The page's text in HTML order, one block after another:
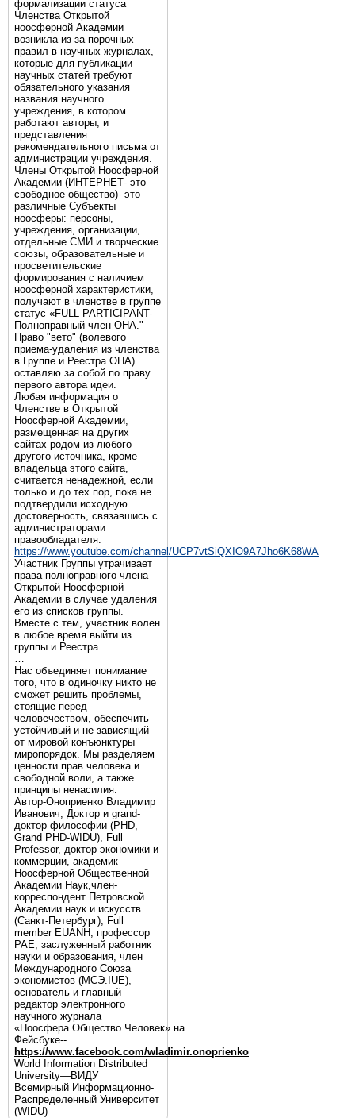
формализации статуса
Членства Открытой
ноосферной Академии
возникла из-за порочных
правил в научных журналах,
которые для публикации
научных статей требуют
обязательного указания
названия научного
учреждения, в котором
работают авторы, и
представления
рекомендательного письма от
администрации учреждения.
Члены Открытой Ноосферной
Академии (ИНТЕРНЕТ- это
свободное общество)- это
различные Субъекты
ноосферы: персоны,
учреждения, организации,
отдельные СМИ и творческие
союзы, образовательные и
просветительские
формирования с наличием
ноосферной характеристики,
получают в членстве в группе
статус «FULL PARTICIPANT-
Полноправный член ОНА."
Право "вето" (волевого
приема-удаления из членства
в Группе и Реестра ОНА)
оставляю за собой по праву
первого автора идеи.
Любая информация о
Членстве в Открытой
Ноосферной Академии,
размещенная на других
сайтах родом из любого
другого источника, кроме
владельца этого сайта,
считается ненадежной, если
только и до тех пор, пока не
подтвердили исходную
достоверность, связавшись с
администраторами
правообладателя.
https://www.youtube.com/channel/UCP7vtSiQXIO9A7Jho6K68WA
Участник Группы утрачивает
права полноправного члена
Открытой Ноосферной
Академии в случае удаления
его из списков группы.
Вместе с тем, участник волен
в любое время выйти из
группы и Реестра.
…
Нас объединяет понимание
того, что в одиночку никто не
сможет решить проблемы,
стоящие перед
человечеством, обеспечить
устойчивый и не зависящий
от мировой конъюнктуры
миропорядок. Мы разделяем
ценности прав человека и
свободной воли, а также
принципы ненасилия.
Автор-Оноприенко Владимир
Иванович, Доктор и grand-
доктор философии (PHD,
Grand PHD-WIDU), Full
Professor, доктор экономики и
коммерции, академик
Ноосферной Общественной
Академии Наук,член-
корреспондент Петровской
Академии наук и искусств
(Санкт-Петербург), Full
member EUANH, профессор
РАЕ, заслуженный работник
науки и образования, член
Международного Союза
экономистов (МСЭ.IUE),
основатель и главный
редактор электронного
научного журнала
«Ноосфера.Общество.Человек».на
Фейсбуке--
https://www.facebook.com/wladimir.onoprienko
World Information Distributed
University—ВИДУ
Всемирный Информационно-
Распределенный Университет
(WIDU)